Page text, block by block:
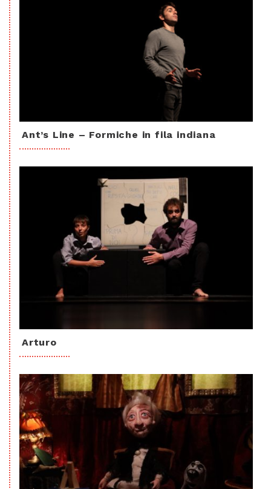
Ant’s Line – Formiche in fila indiana
Arturo